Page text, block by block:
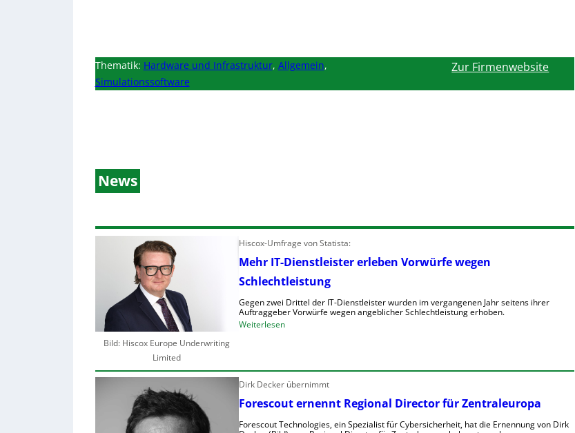
Thematik: Hardware und Infrastruktur, Allgemein,
Simulationssoftware
Zur Firmenwebsite
News
Bild: Hiscox Europe Underwriting
Limited
Hiscox-Umfrage von Statista:
Mehr IT-Dienstleister erleben Vorwürfe wegen
Schlechtleistung
Gegen zwei Drittel der IT-Dienstleister wurden im vergangenen Jahr seitens ihrer
Auftraggeber Vorwürfe wegen angeblicher Schlechtleistung erhoben.
Weiterlesen:
r
T
-
Dirk Decker übernimmt
Forescout ernennt Regional Director für Zentraleuropa
Forescout Technologies, ein Spezialist für Cybersicherheit, hat die Ernennung von Dirk